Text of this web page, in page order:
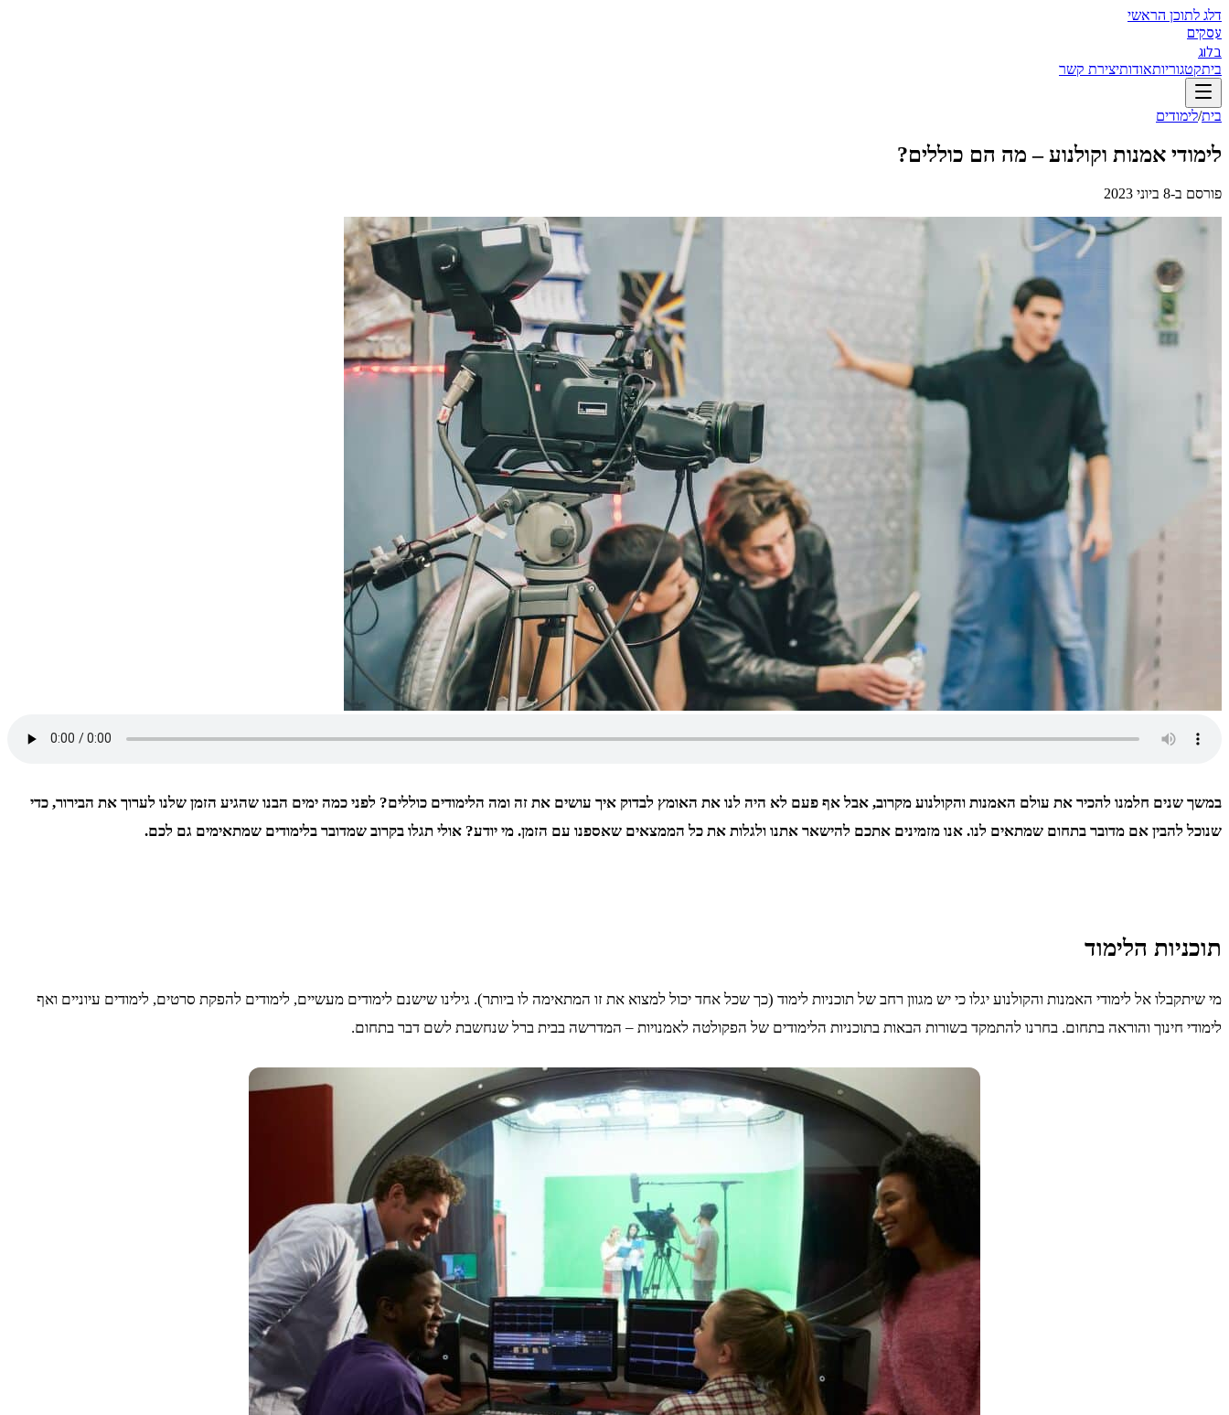
דלג לתוכן הראשי
עסקים
בלוג
ביתקטגוריותאודותיצירת קשר
בית/לימודים
לימודי אמנות וקולנוע – מה הם כוללים?
פורסם ב-8 ביוני 2023
במשך שנים חלמנו להכיר את עולם האמנות והקולנוע מקרוב, אבל אף פעם לא היה לנו את האומץ לבדוק איך עושים את זה ומה הלימודים כוללים? לפני כמה ימים הבנו שהגיע הזמן שלנו לערוך את הבירור, כדי
שנוכל להבין אם מדובר בתחום שמתאים לנו. אנו מזמינים אתכם להישאר אתנו ולגלות את כל הממצאים שאספנו עם הזמן. מי יודע? אולי תגלו בקרוב שמדובר בלימודים שמתאימים גם לכם.
תוכניות הלימוד
מי שיתקבלו אל לימודי האמנות והקולנוע יגלו כי יש מגוון רחב של תוכניות לימוד (כך שכל אחד יכול למצוא את זו המתאימה לו ביותר). גילינו שישנם לימודים מעשיים, לימודים להפקת סרטים, לימודים עיוניים ואף
לימודי חינוך והוראה בתחום. בחרנו להתמקד בשורות הבאות בתוכניות הלימודים של הפקולטה לאמנויות – המדרשה בבית ברל שנחשבת לשם דבר בתחום.